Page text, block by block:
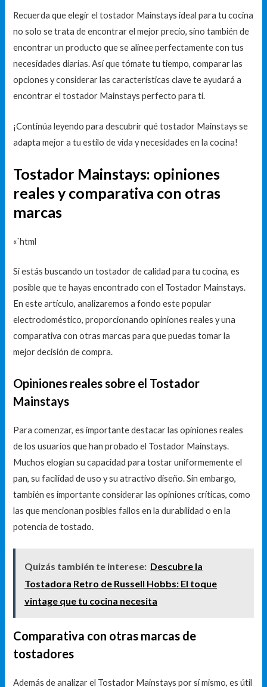
Recuerda que elegir el tostador Mainstays ideal para tu cocina
no solo se trata de encontrar el mejor precio, sino también de
encontrar un producto que se alinee perfectamente con tus
necesidades diarias. Así que tómate tu tiempo, comparar las
opciones y considerar las características clave te ayudará a
encontrar el tostador Mainstays perfecto para ti.
¡Continúa leyendo para descubrir qué tostador Mainstays se
adapta mejor a tu estilo de vida y necesidades en la cocina!
Tostador Mainstays: opiniones
reales y comparativa con otras
marcas
«`html
Si estás buscando un tostador de calidad para tu cocina, es
posible que te hayas encontrado con el Tostador Mainstays.
En este artículo, analizaremos a fondo este popular
electrodoméstico, proporcionando opiniones reales y una
comparativa con otras marcas para que puedas tomar la
mejor decisión de compra.
Opiniones reales sobre el Tostador
Mainstays
Para comenzar, es importante destacar las opiniones reales
de los usuarios que han probado el Tostador Mainstays.
Muchos elogian su capacidad para tostar uniformemente el
pan, su facilidad de uso y su atractivo diseño. Sin embargo,
también es importante considerar las opiniones críticas, como
las que mencionan posibles fallos en la durabilidad o en la
potencia de tostado.
Quizás también te interese: Descubre la
Tostadora Retro de Russell Hobbs: El toque
vintage que tu cocina necesita
Comparativa con otras marcas de
tostadores
Además de analizar el Tostador Mainstays por sí mismo, es útil